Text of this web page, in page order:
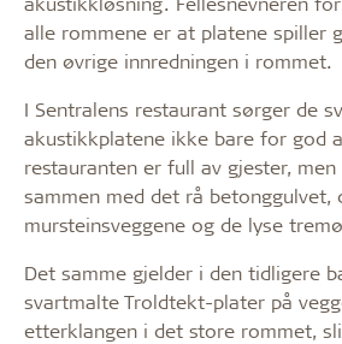
alle rommene er at platene spiller
den øvrige innredningen i rommet.
I Sentralens restaurant sørger de
akustikkplatene ikke bare for god
restauranten er full av gjester,
sammen med det rå betonggulvet,
mursteinsveggene og de lyse
Det samme gjelder i den tidligere
svartmalte Troldtekt-plater på
etterklangen i det store rommet,